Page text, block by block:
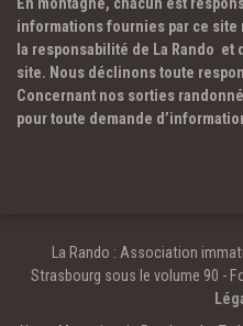
En montagne, chacun est
informations fournies par ce site
la responsabilité de La Rando
site. Nous déclinons toute
Concernant nos sorties
pour toute demande
La Rando : Association
Strasbourg sous le volume 90 -